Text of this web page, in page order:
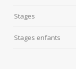
Stages
Stages enfants